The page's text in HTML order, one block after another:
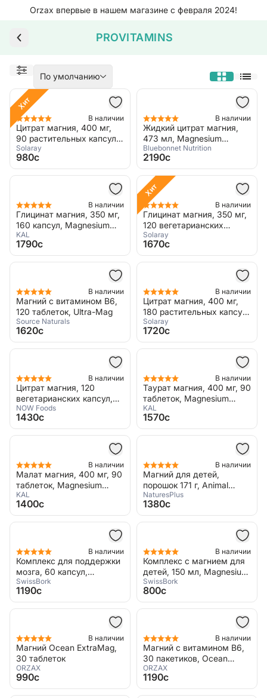
Orzax впервые в нашем магазине с февраля 2024!
PROVITAMINS
По умолчанию
Хит
В наличии
Цитрат магния, 400 мг,
90 растительных капсул,
Magnesium Citrate
Solaray
980c
В наличии
Жидкий цитрат магния,
473 мл, Magnesium
Citrate, Bluebonnet
Nutrition
Bluebonnet Nutrition
2190c
В наличии
Глицинат магния, 350 мг,
160 капсул, Magnesium
Glycinate 350
KAL
1790c
Хит
В наличии
Глицинат магния, 350 мг,
120 вегетарианских
капсул, Magnesium
Glycinate
Solaray
1670c
В наличии
Магний с витамином B6,
120 таблеток, Ultra-Mag
Source Naturals
1620c
В наличии
Цитрат магния, 400 мг,
180 растительных капсул,
Magnesium Citrate
Solaray
1720c
В наличии
Цитрат магния, 120
вегетарианских капсул,
Magnesium Citrate
NOW Foods
1430c
В наличии
Таурат магния, 400 мг, 90
таблеток, Magnesium
Taurate
KAL
1570c
В наличии
Малат магния, 400 мг, 90
таблеток, Magnesium
Malate 400
KAL
1400c
В наличии
Магний для детей,
порошок 171 г, Animal
Parade, Mag Kidz
NaturesPlus
1380c
В наличии
Комплекс для поддержки
мозга, 60 капсул,
Mig+Guard
SwissBork
1190c
В наличии
Комплекс с магнием для
детей, 150 мл, Magnesium
Complex
SwissBork
800c
В наличии
Магний Ocean ExtraMag,
30 таблеток
ORZAX
990c
В наличии
Магний с витамином В6,
30 пакетиков, Ocean
ExtraMag
ORZAX
1190c